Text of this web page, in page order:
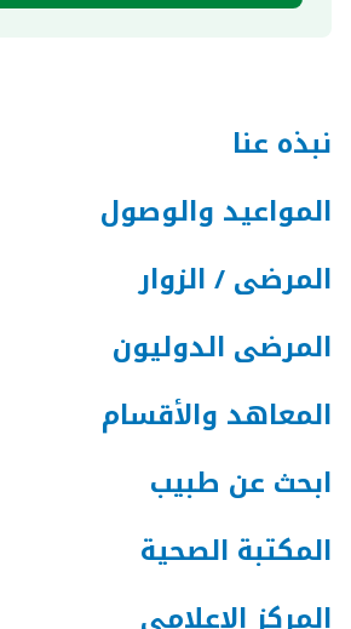
نبذه عنا
المواعيد والوصول
المرضى / الزوار
المرضى الدوليون
المعاهد والأقسام
ابحث عن طبيب
المكتبة الصحية